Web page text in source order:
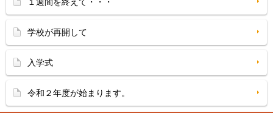
学校が再開して
入学式
令和２年度が始まります。